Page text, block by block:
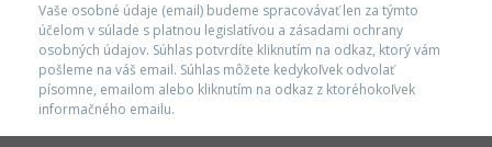
Vaše osobné údaje (email) budeme spracovávať len za týmto
účelom v súlade s platnou legislatívou a zásadami ochrany
osobných údajov. Súhlas potvrdíte kliknutím na odkaz, ktorý vám
pošleme na váš email. Súhlas môžete kedykoľvek odvolať
písomne, emailom alebo kliknutím na odkaz z ktoréhokoľvek
informačného emailu.